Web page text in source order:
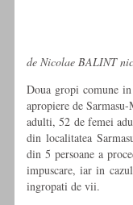
de Nicolae BALINT
Doua gropi comune
apropiere de
adulti, 52 de femei
din localitatea
din 5 persoane a
impuscare, iar in
ingropati de vii.